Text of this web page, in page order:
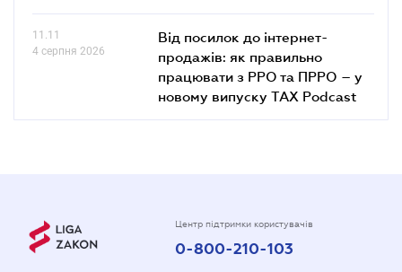
11.11
4 серпня 2026
Від посилок до інтернет-
продажів: як правильно
працювати з РРО та ПРРО – у
новому випуску TAX Podcast
Центр підтримки користувачів
0-800-210-103